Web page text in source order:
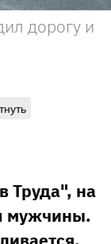
дорогу и
Труда", на
мужчины.